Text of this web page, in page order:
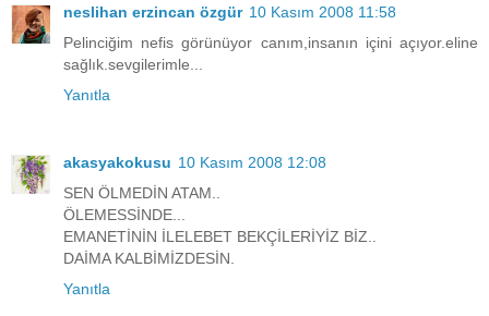
neslihan erzincan özgür 10 Kasım 2008 11:58
Pelinciğim nefis görünüyor canım,insanın içini açıyor.eline
sağlık.sevgilerimle...
Yanıtla
akasyakokusu 10 Kasım 2008 12:08
SEN ÖLMEDİN ATAM..
ÖLEMESSİNDE...
EMANETİNİN İLELEBET BEKÇİLERİYİZ BİZ..
DAİMA KALBİMİZDESİN.
Yanıtla